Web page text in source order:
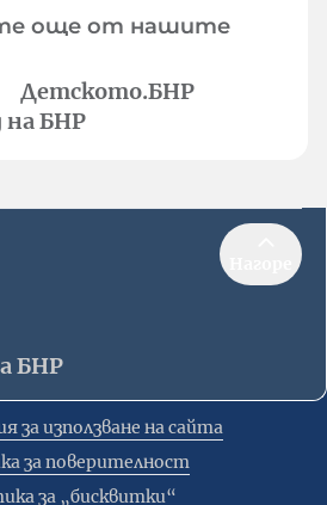
още от нашите
Детското.БНР
на БНР
БНР
за използване на сайта
за поверителност
за „бисквитки“